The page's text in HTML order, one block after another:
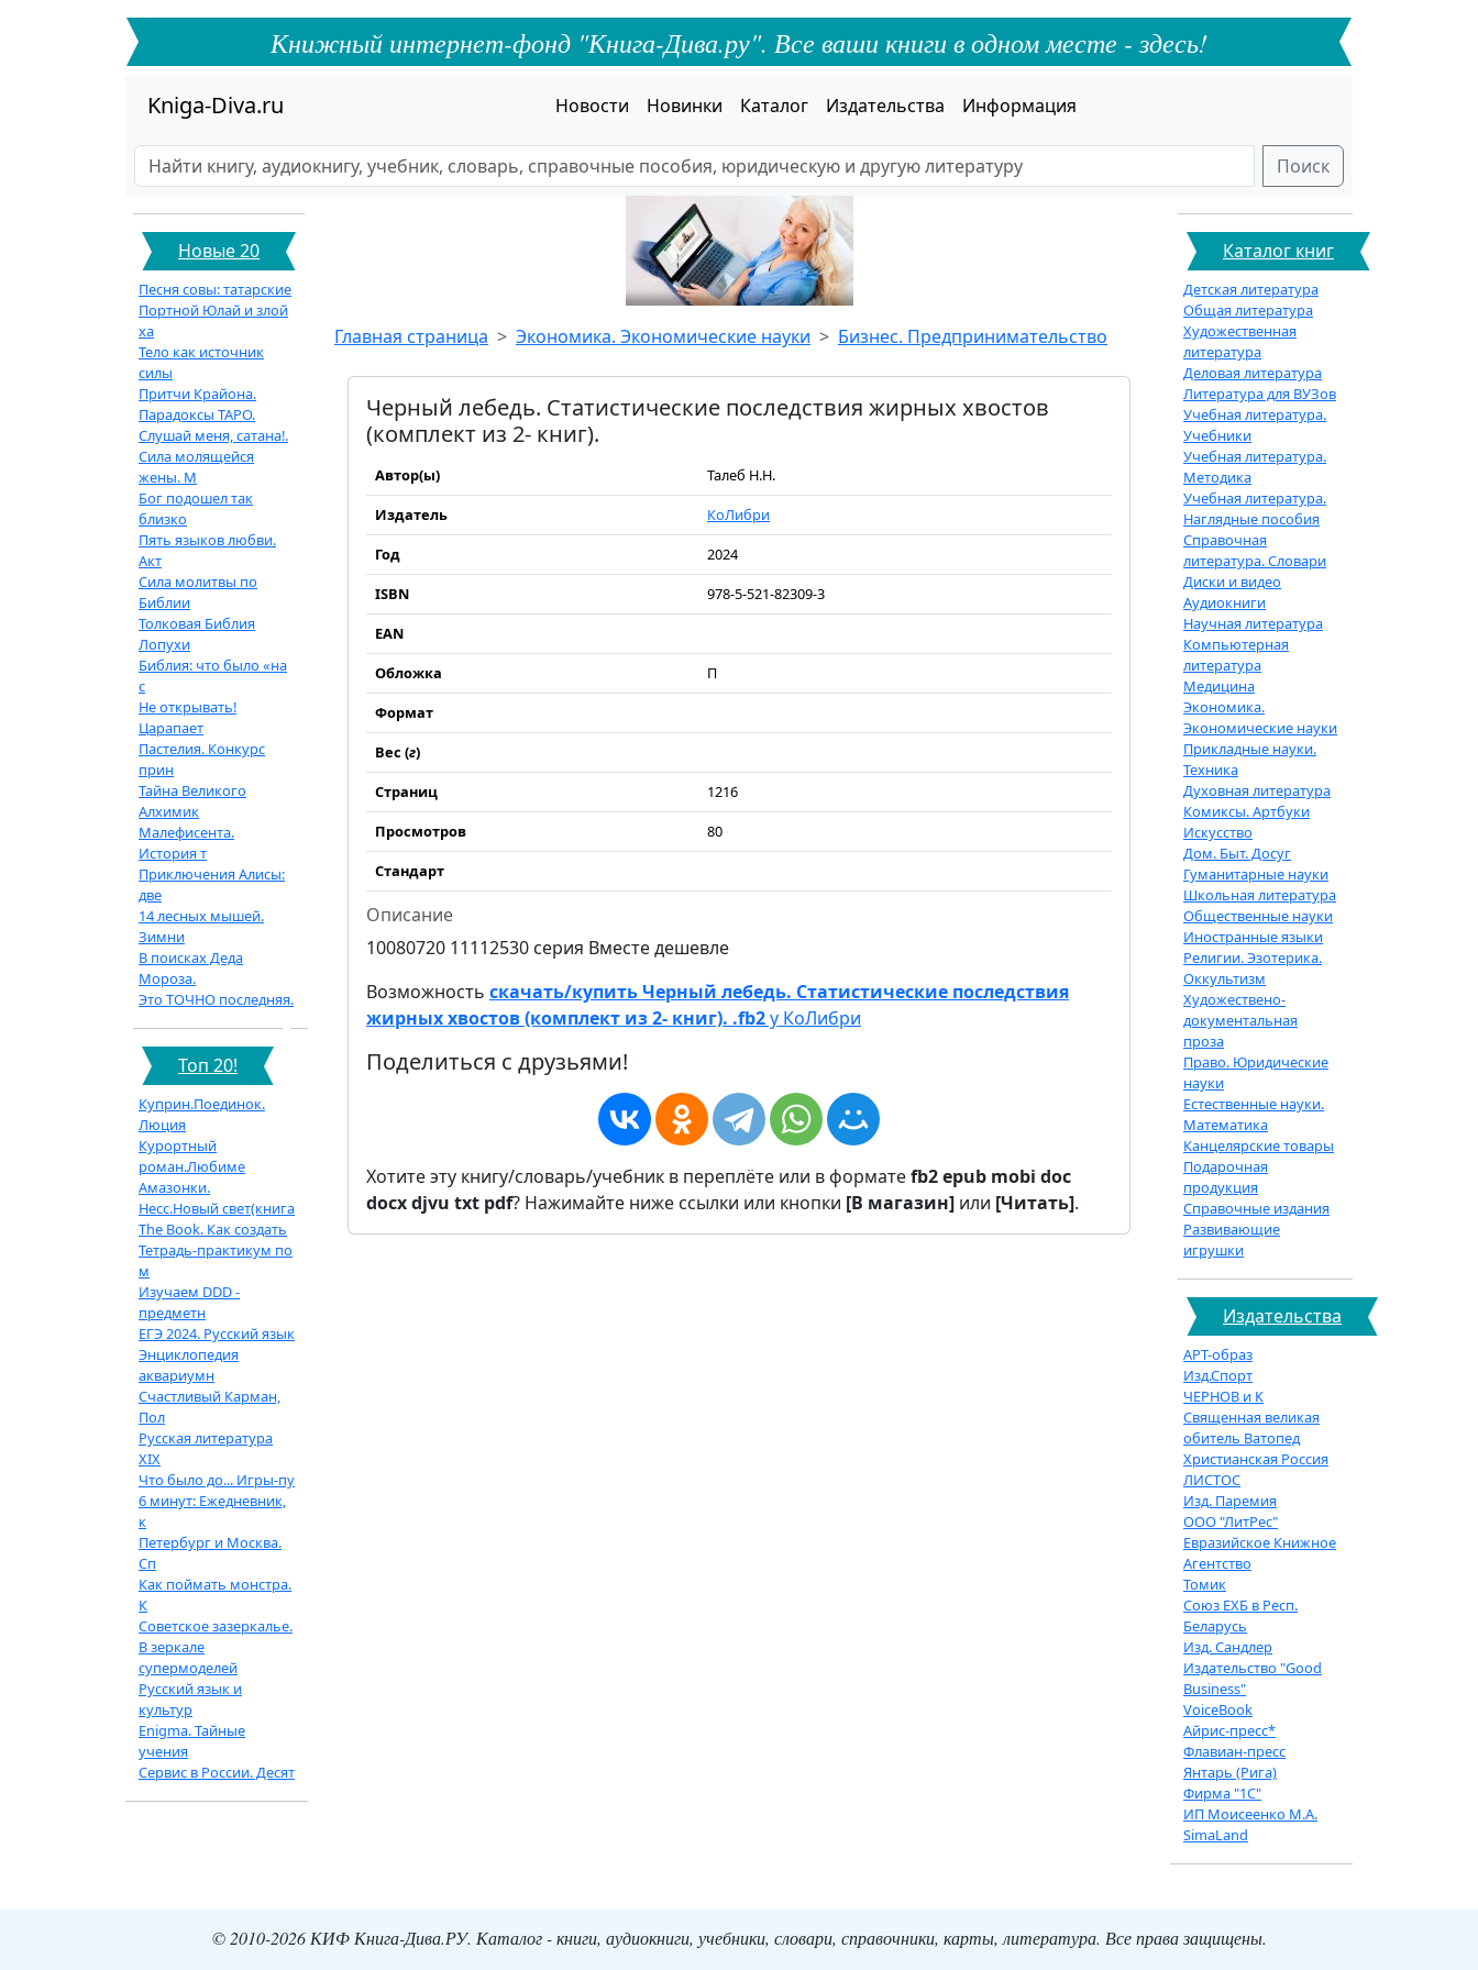
Книжный интернет-фонд "Книга-Дива.ру". Все ваши книги в одном месте - здесь!
Kniga-Diva.ru Новости Новинки Каталог Издательства Информация
Поиск
Новые 20
Песня совы: татарские
Портной Юлай и злой
ха
Тело как источник
силы
Притчи Крайона.
Парадоксы ТАРО.
Слушай меня, сатана!.
Сила молящейся
жены. М
Бог подошел так
близко
Пять языков любви.
Акт
Сила молитвы по
Библии
Толковая Библия
Лопухи
Библия: что было «на
с
Не открывать!
Царапает
Пастелия. Конкурс
прин
Тайна Великого
Алхимик
Малефисента.
История т
Приключения Алисы:
две
14 лесных мышей.
Зимни
В поисках Деда
Мороза.
Это ТОЧНО последняя.
Топ 20!
Куприн.Поединок.
Люция
Курортный
роман.Любиме
Амазонки.
Несс.Новый свет(книга
The Book. Как создать
Тетрадь-практикум по
м
Изучаем DDD -
предметн
ЕГЭ 2024. Русский язык
Энциклопедия
аквариумн
Счастливый Карман,
Пол
Русская литература
XIX
Что было до... Игры-пу
6 минут: Ежедневник,
к
Петербург и Москва.
Сп
Как поймать монстра.
К
Советское зазеркалье.
В зеркале
супермоделей
Русский язык и
культур
Enigma. Тайные
учения
Сервис в России. Десят
Главная страница Экономика. Экономические науки Бизнес. Предпринимательство
Черный лебедь. Статистические последствия жирных хвостов
(комплект из 2- книг).
Автор(ы)
Талеб Н.Н.
Издатель
КоЛибри
Год
2024
ISBN
978-5-521-82309-3
EAN
Обложка
П
Формат
Вес (г)
Страниц
1216
Просмотров
80
Стандарт
Описание
10080720 11112530 серия Вместе дешевле
Возможность скачать/купить Черный лебедь. Статистические последствия
жирных хвостов (комплект из 2- книг). .fb2у КоЛибри
Поделиться с друзьями!
Хотите эту книгу/словарь/учебник в переплёте или в форматеfb2epub mobi doc
docxdjvu txt pdf? Нажимайте ниже ссылки или кнопки [В магазин] или [Читать].
Каталог книг
Детская литература
Общая литература
Художественная
литература
Деловая литература
Литература для ВУЗов
Учебная литература.
Учебники
Учебная литература.
Методика
Учебная литература.
Наглядные пособия
Справочная
литература. Словари
Диски и видео
Аудиокниги
Научная литература
Компьютерная
литература
Медицина
Экономика.
Экономические науки
Прикладные науки.
Техника
Духовная литература
Комиксы. Артбуки
Искусство
Дом. Быт. Досуг
Гуманитарные науки
Школьная литература
Общественные науки
Иностранные языки
Религии. Эзотерика.
Оккультизм
Художествено-
документальная
проза
Право. Юридические
науки
Естественные науки.
Математика
Канцелярские товары
Подарочная
продукция
Справочные издания
Развивающие
игрушки
Издательства
АРТ-образ
Изд.Спорт
ЧЕРНОВ и К
Священная великая
обитель Ватопед
Христианская Россия
ЛИСТОС
Изд. Паремия
ООО "ЛитРес"
Евразийское Книжное
Агентство
Томик
Союз ЕХБ в Респ.
Беларусь
Изд. Сандлер
Издательство "Good
Business"
VoiceBook
Айрис-пресс*
Флавиан-пресс
Янтарь (Рига)
Фирма "1С"
ИП Моисеенко М.А.
SimaLand
© 2010-2026 КИФ Книга-Дива.РУ. Каталог - книги, аудиокниги, учебники, словари, справочники, карты, литература. Все права защищены.